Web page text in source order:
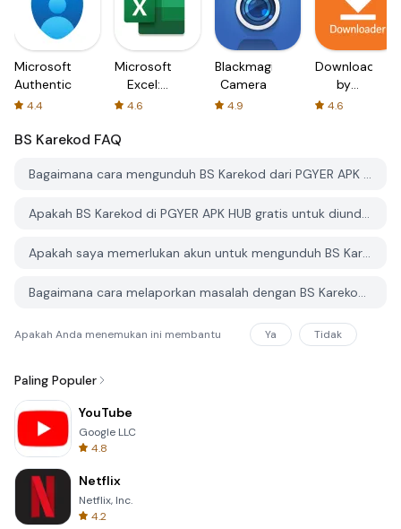
Microsoft
Authenticator
4.4
Microsoft
Excel:
Spreadsheets
4.6
Blackmagic
Camera
4.9
Downloader
by
AFTVnews
4.6
BS Karekod FAQ
Bagaimana cara mengunduh BS Karekod dari PGYER APK HUB?
Apakah BS Karekod di PGYER APK HUB gratis untuk diunduh?
Apakah saya memerlukan akun untuk mengunduh BS Karekod dari PGYER APK HUB?
Bagaimana cara melaporkan masalah dengan BS Karekod di PGYER APK HUB?
Apakah Anda menemukan ini membantu Ya Tidak
Paling Populer
YouTube
Google LLC
4.8
Netflix
Netflix, Inc.
4.2